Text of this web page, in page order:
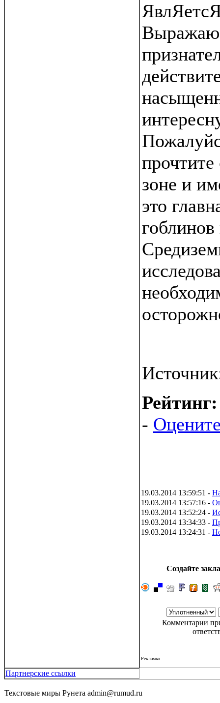
прочтите
зоне и
это
-
19.03.2014 13:59:51 -
19.03.2014 13:57:16 -
19.03.2014 13:52:24 -
19.03.2014 13:34:33 -
19.03.2014 13:24:31 -
Создайте
Комментарии
Рекламко
Партнерские ссылки
Текстовые миры Рунета admin@rumud.ru